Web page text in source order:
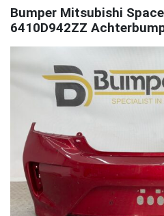
Bumper Mitsubishi
6410D942ZZ